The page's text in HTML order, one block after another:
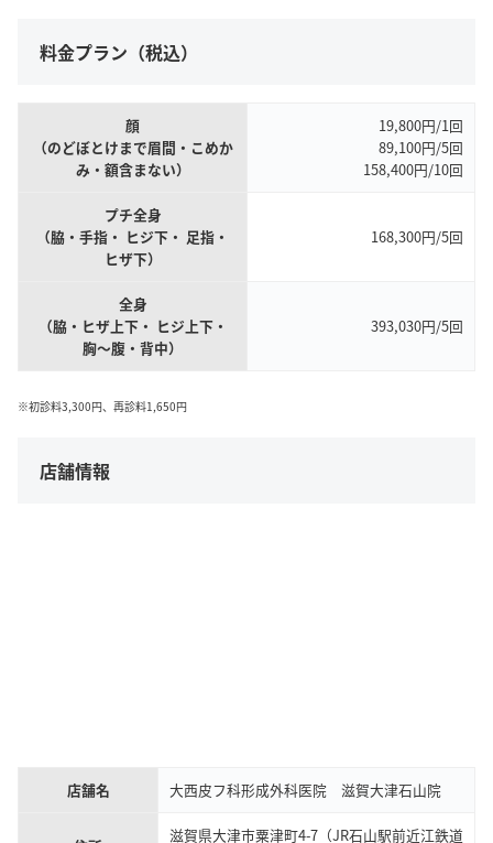
料金プラン（税込）
顔
（のどぼとけまで眉間・こめか
み・額含まない）
19,800円/1回
89,100円/5回
158,400円/10回
プチ全身
（脇・手指・ ヒジ下・ 足指・
ヒザ下）
168,300円/5回
全身
（脇・ヒザ上下・ ヒジ上下・
胸～腹・背中）
393,030円/5回
※初診料3,300円、再診料1,650円
店舗情報
店舗名 大西皮フ科形成外科医院 滋賀大津石山院
滋賀県大津市粟津町4-7（JR石山駅前近江鉄道